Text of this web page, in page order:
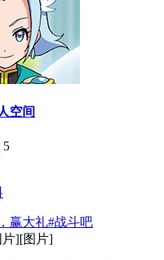
空间
5
赢大礼#战斗吧
][图片]